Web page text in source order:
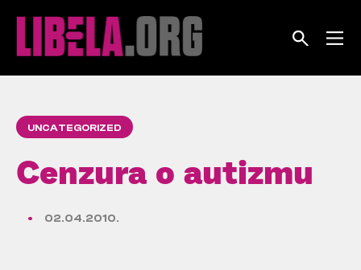
UNCATEGORIZED
Cenzura o autizmu
02.04.2010.